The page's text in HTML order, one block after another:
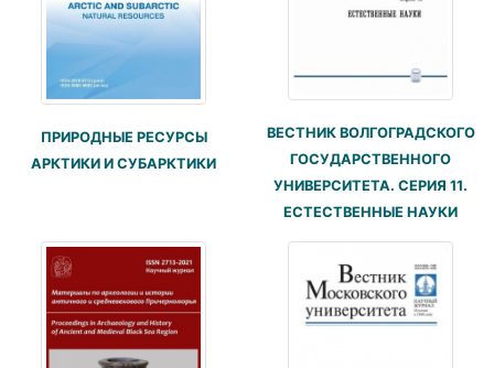
ПРИРОДНЫЕ РЕСУРСЫ
АРКТИКИ И СУБАРКТИКИ
ВЕСТНИК ВОЛГОГРАДСКОГО
ГОСУДАРСТВЕННОГО
УНИВЕРСИТЕТА. СЕРИЯ 11.
ЕСТЕСТВЕННЫЕ НАУКИ